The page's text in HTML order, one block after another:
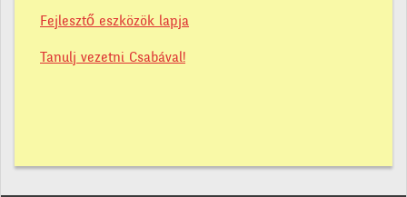
Fejlesztő eszközök lapja
Tanulj vezetni Csabával!